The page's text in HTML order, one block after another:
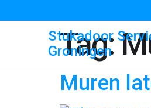
Stukadoor
Groningen
Tag:
Muren